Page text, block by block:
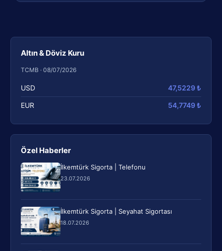
Altın & Döviz Kuru
TCMB · 08/07/2026
USD 47,5229 ₺
EUR 54,7749 ₺
Özel Haberler
İlkemtürk Sigorta | Telefonu
23.07.2026
İlkemtürk Sigorta | Seyahat Sigortası
18.07.2026